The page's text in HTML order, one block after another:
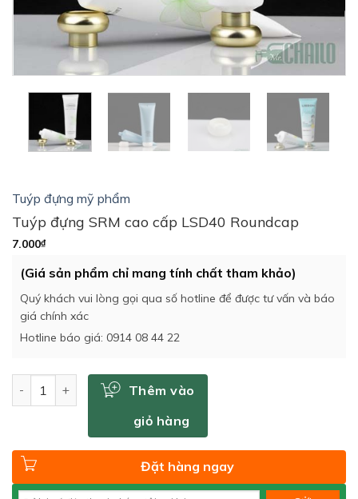
Tuýp đựng mỹ phẩm
Tuýp đựng SRM cao cấp LSD40 Roundcap
7.000₫
(Giá sản phẩm chỉ mang tính chất tham khảo)
Quý khách vui lòng gọi qua số hotline để được tư vấn và báo
giá chính xác
Hotline báo giá: 0914 08 44 22
Thêm vào
giỏ hàng
Đặt hàng ngay